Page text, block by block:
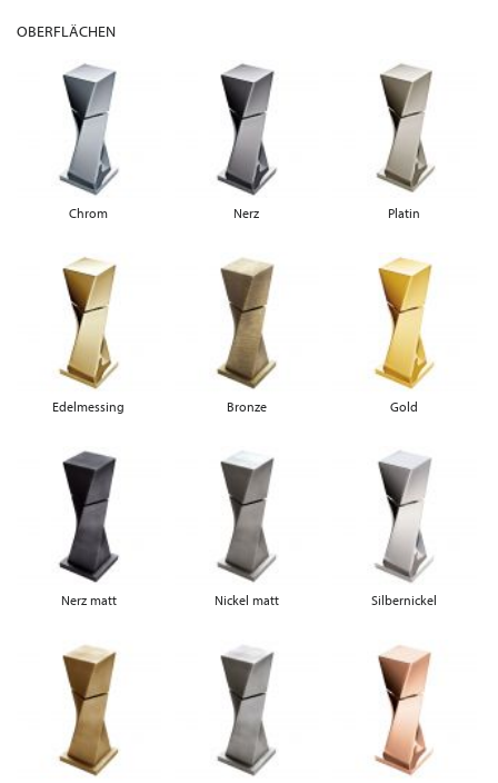
OBERFLÄCHEN
Chrom Nerz Platin
Edelmessing Bronze Gold
Nerz matt Nickel matt Silbernickel